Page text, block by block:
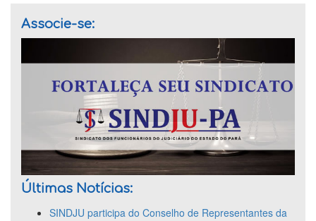
Associe-se:
Últimas Notícias:
SINDJU participa do Conselho de Representantes da